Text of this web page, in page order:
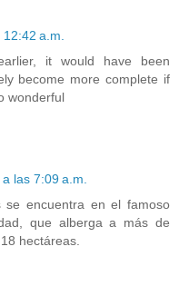
a.m.
it would have been
become more complete if
wonderful
las 7:09 a.m.
se encuentra en el famoso
que alberga a más de
hectáreas.